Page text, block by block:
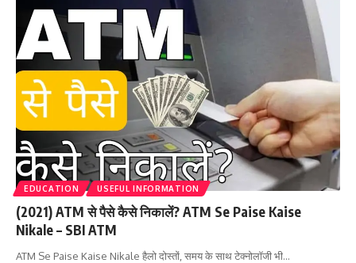
EDUCATION USEFUL INFORMATION
(2021) ATM से पैसे कैसे निकालें? ATM Se Paise Kaise
Nikale – SBI ATM
ATM Se Paise Kaise Nikale हैलो दोस्तों, समय के साथ टेक्नोलॉजी भी…